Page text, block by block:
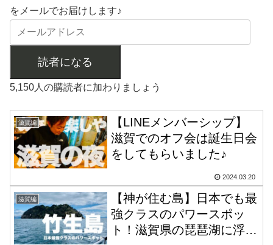
をメールでお届けします♪
読者になる
5,150人の購読者に加わりましょう
滋賀編
【LINEメンバーシップ】
滋賀でのオフ会は誕生日会
をしてもらいました♪
2024.03.20
滋賀編
【神が住む島】日本でも最
強クラスのパワースポッ
ト！滋賀県の琵琶湖に浮か